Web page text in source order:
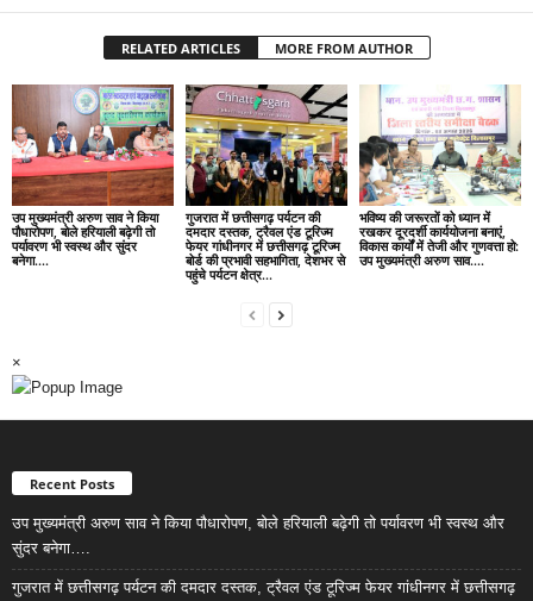
RELATED ARTICLES MORE FROM AUTHOR
उप मुख्यमंत्री अरुण साव ने किया
पौधारोपण, बोले हरियाली बढ़ेगी तो
पर्यावरण भी स्वस्थ और सुंदर
बनेगा….
गुजरात में छत्तीसगढ़ पर्यटन की
दमदार दस्तक, ट्रैवल एंड टूरिज्म
फेयर गांधीनगर में छत्तीसगढ़ टूरिज्म
बोर्ड की प्रभावी सहभागिता, देशभर से
पहुंचे पर्यटन क्षेत्र...
भविष्य की जरूरतों को ध्यान में
रखकर दूरदर्शी कार्ययोजना बनाएं,
विकास कार्यों में तेजी और गुणवत्ता हो:
उप मुख्यमंत्री अरुण साव….
×
Recent Posts
उप मुख्यमंत्री अरुण साव ने किया पौधारोपण, बोले हरियाली बढ़ेगी तो पर्यावरण भी स्वस्थ और
सुंदर बनेगा….
गुजरात में छत्तीसगढ़ पर्यटन की दमदार दस्तक, ट्रैवल एंड टूरिज्म फेयर गांधीनगर में छत्तीसगढ़